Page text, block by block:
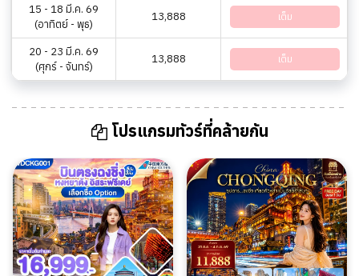
15 - 18 มี.ค. 69
(อาทิตย์ - พุธ)
13,888 เต็ม
20 - 23 มี.ค. 69
(ศุกร์ - จันทร์)
13,888 เต็ม
โปรแกรมทัวร์ที่คล้ายกัน